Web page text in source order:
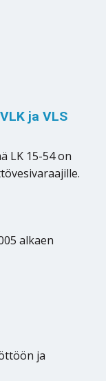
ja VLS
LK 15-54 on
alkaen
ja